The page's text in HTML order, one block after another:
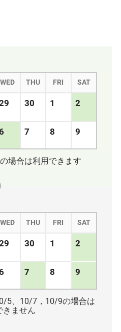
WED THU FRI SAT
30 1 2
7 8 9
場合は利用できます
WED THU FRI SAT
30 1 2
7 8 9
5、10/7，10/9の場合は
きません